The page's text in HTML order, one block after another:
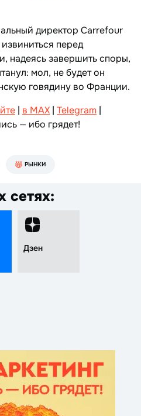
директор Carrefour
перед
надеясь завершить споры,
мол, не будет он
говядину во Франции.
| в MAX | Telegram |
— ибо грядет!
РЫНКИ
сетях:
Дзен